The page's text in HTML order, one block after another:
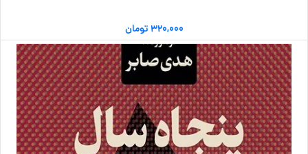
۳۲۰,۰۰۰تومان